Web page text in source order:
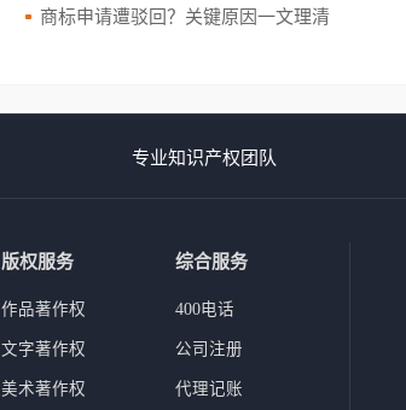
商标申请遭驳回？关键原因一文理清
专业知识产权团队
版权服务
作品著作权
文字著作权
美术著作权
综合服务
400电话
公司注册
代理记账